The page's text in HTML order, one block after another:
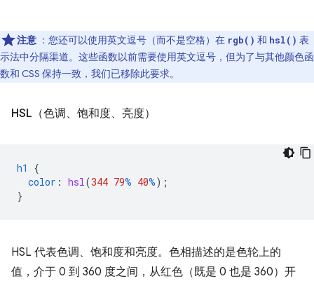
注意 ：您还可以使用英文逗号（而不是空格）在 rgb() 和 hsl() 表
示法中分隔渠道。这些函数以前需要使用英文逗号，但为了与其他颜色函
数和 CSS 保持一致，我们已移除此要求。
HSL（色调、饱和度、亮度）
h1
{
color : hsl(344 79% 40%);
}
HSL 代表色调、饱和度和亮度。色相描述的是色轮上的
值，介于 0 到 360 度之间，从红色（既是 0 也是 360）开